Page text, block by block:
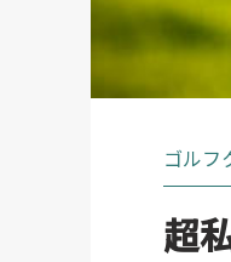
ゴルフ
超